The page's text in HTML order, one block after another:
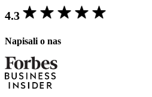
4.3
Napisali o nas